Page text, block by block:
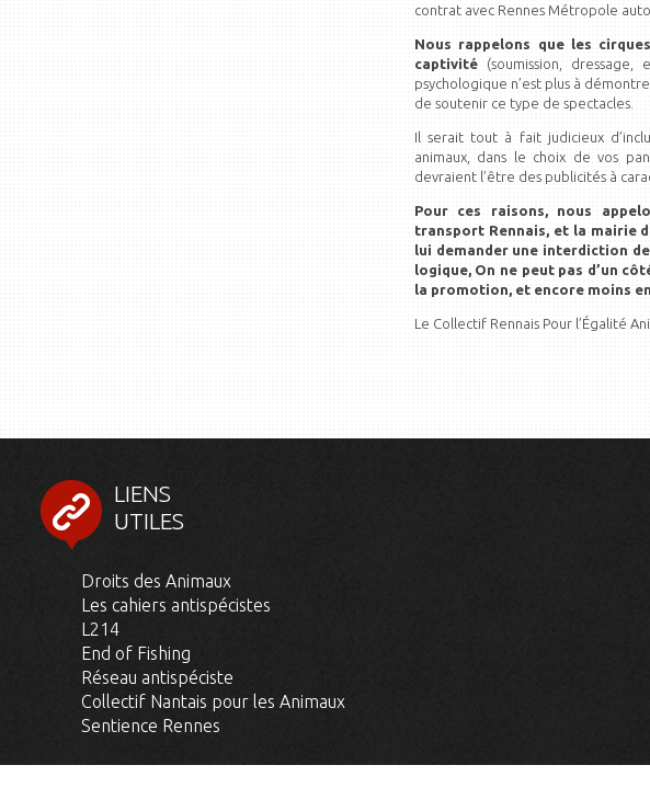
contrat avec Rennes Métropole
Nous rappelons que les
captivité(soumission, dressage,
psychologique n’est plus à
de soutenir ce type de spectacles.
Il serait tout à fait judicieux
animaux, dans le choix de vos
devraient l’être des publicités à
Pour ces raisons, nous
transport Rennais, et la mairie
lui demander une interdiction
logique, On ne peut pas d’un
la promotion, et encore moins
Le Collectif Rennais Pour l’Égalité
LIENS
UTILES
Droits des Animaux
Les cahiers antispécistes
L214
End of Fishing
Réseau antispéciste
Collectif Nantais pour les Animaux
Sentience Rennes